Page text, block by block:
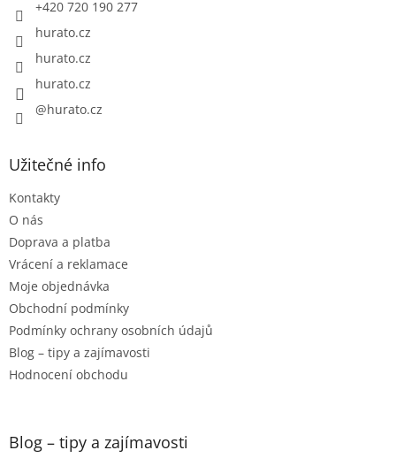
+420 720 190 277
hurato.cz
hurato.cz
hurato.cz
@hurato.cz
Užitečné info
Kontakty
O nás
Doprava a platba
Vrácení a reklamace
Moje objednávka
Obchodní podmínky
Podmínky ochrany osobních údajů
Blog – tipy a zajímavosti
Hodnocení obchodu
Blog – tipy a zajímavosti